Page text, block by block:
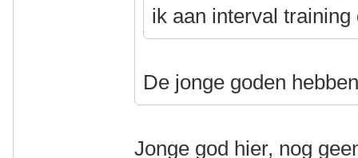
ik aan interval
De jonge goden
Jonge god hier, nog